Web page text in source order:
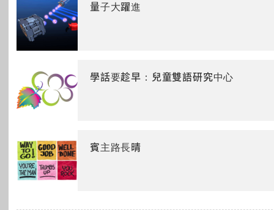
量子大躍進
學話要趁早：兒童雙語研究中心
賓主路長晴